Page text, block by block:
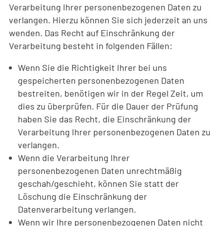
Verarbeitung Ihrer personenbezogenen Daten zu
verlangen. Hierzu können Sie sich jederzeit an uns
wenden. Das Recht auf Einschränkung der
Verarbeitung besteht in folgenden Fällen:
Wenn Sie die Richtigkeit Ihrer bei uns
gespeicherten personenbezogenen Daten
bestreiten, benötigen wir in der Regel Zeit, um
dies zu überprüfen. Für die Dauer der Prüfung
haben Sie das Recht, die Einschränkung der
Verarbeitung Ihrer personenbezogenen Daten zu
verlangen.
Wenn die Verarbeitung Ihrer
personenbezogenen Daten unrechtmäßig
geschah/geschieht, können Sie statt der
Löschung die Einschränkung der
Datenverarbeitung verlangen.
Wenn wir Ihre personenbezogenen Daten nicht